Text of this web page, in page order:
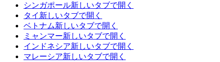
シンガポール新しいタブで開く
タイ 新しいタブで開く
ベトナム新しいタブで開く
ミャンマー新しいタブで開く
インドネシア新しいタブで開く
マレーシア新しいタブで開く